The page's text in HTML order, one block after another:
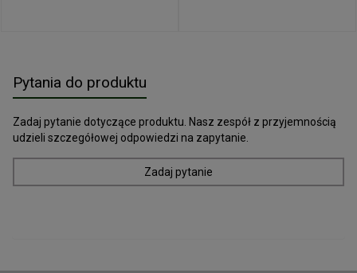
Pytania do produktu
Zadaj pytanie dotyczące produktu. Nasz zespół z przyjemnością
udzieli szczegółowej odpowiedzi na zapytanie.
Zadaj pytanie